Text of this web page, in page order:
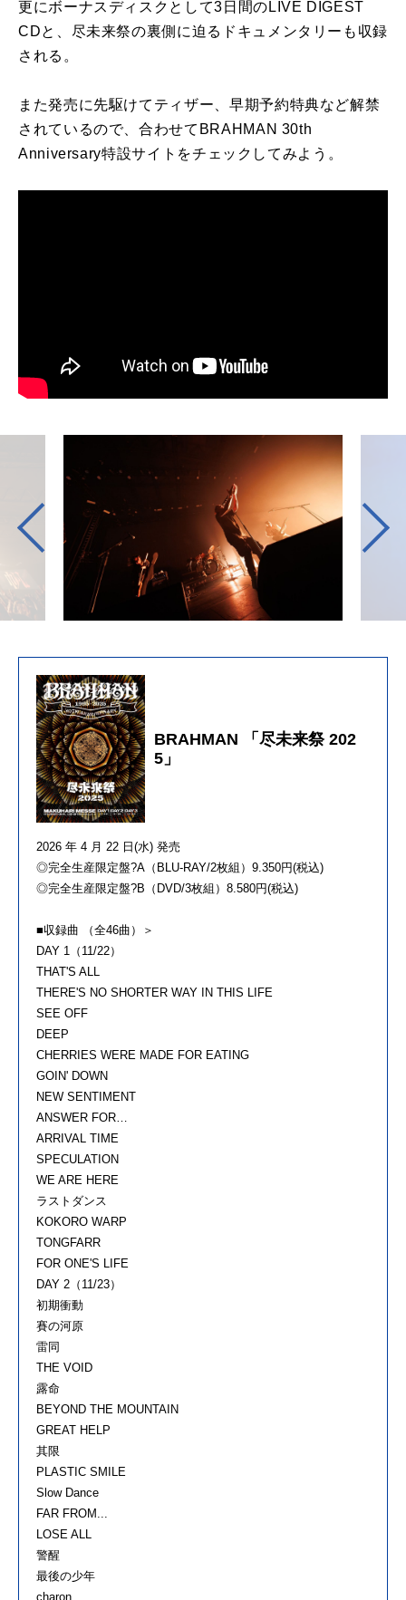
更にボーナスディスクとして3日間のLIVE DIGEST
CDと、尽未来祭の裏側に迫るドキュメンタリーも収録
される。
また発売に先駆けてティザー、早期予約特典など解禁
されているので、合わせてBRAHMAN 30th
Anniversary特設サイトをチェックしてみよう。
BRAHMAN 「尽未来祭 202
5」
2026 年 4 月 22 日(水) 発売
◎完全生産限定盤?A（BLU-RAY/2枚組）9.350円(税込)
◎完全生産限定盤?B（DVD/3枚組）8.580円(税込)
■収録曲 （全46曲）＞
DAY 1（11/22）
THAT'S ALL
THERE'S NO SHORTER WAY IN THIS LIFE
SEE OFF
DEEP
CHERRIES WERE MADE FOR EATING
GOIN' DOWN
NEW SENTIMENT
ANSWER FOR…
ARRIVAL TIME
SPECULATION
WE ARE HERE
ラストダンス
KOKORO WARP
TONGFARR
FOR ONE'S LIFE
DAY 2（11/23）
初期衝動
賽の河原
雷同
THE VOID
露命
BEYOND THE MOUNTAIN
GREAT HELP
其限
PLASTIC SMILE
Slow Dance
FAR FROM...
LOSE ALL
警醒
最後の少年
charon